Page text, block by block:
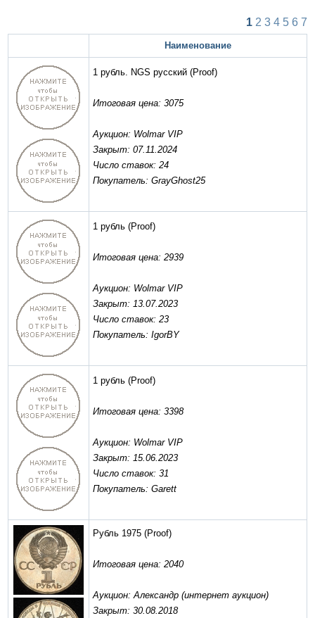
1 2 3 4 5 6 7
Наименование
1 рубль. NGS русский (Proof)
Итоговая цена: 3075
Аукцион: Wolmar VIP
Закрыт: 07.11.2024
Число ставок: 24
Покупатель: GrayGhost25
1 рубль (Proof)
Итоговая цена: 2939
Аукцион: Wolmar VIP
Закрыт: 13.07.2023
Число ставок: 23
Покупатель: IgorBY
1 рубль (Proof)
Итоговая цена: 3398
Аукцион: Wolmar VIP
Закрыт: 15.06.2023
Число ставок: 31
Покупатель: Garett
Рубль 1975 (Proof)
Итоговая цена: 2040
Аукцион: Александр (интернет аукцион)
Закрыт: 30.08.2018